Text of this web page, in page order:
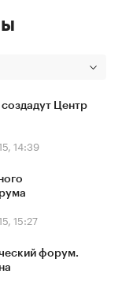
Центр
14:39
15:27
форум.